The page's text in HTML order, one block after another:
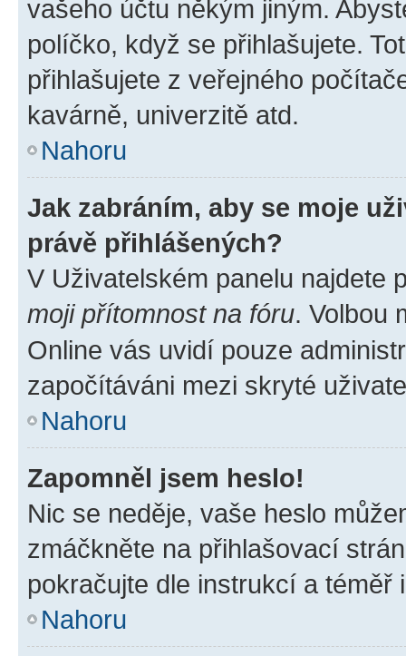
vašeho účtu někým jiným.
políčko, když se přihlašujete.
přihlašujete z veřejného
kavárně, univerzitě atd.
Nahoru
Jak zabráním, aby se moje
právě přihlášených?
V Uživatelském panelu najdete
moji přítomnost na fóru. Volbou
Online vás uvidí pouze
započítáváni mezi skryté
Nahoru
Zapomněl jsem heslo!
Nic se neděje, vaše heslo
zmáčkněte na přihlašovací
pokračujte dle instrukcí a téměř
Nahoru